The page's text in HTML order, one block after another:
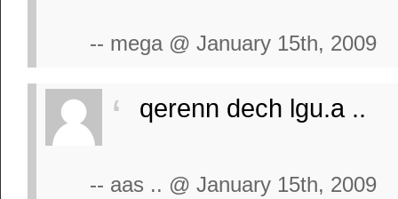
-- mega @ January 15th, 2009
qerenn dech lgu.a ..
-- aas .. @ January 15th, 2009